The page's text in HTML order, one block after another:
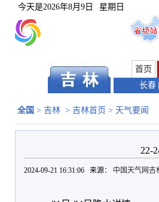
今天是2026年8月9日 星期日
首页
长春
全国 > 吉林 > 吉林首页 > 天气要闻
22-
2024-09-21 16:31:06 来源： 中国天气网吉